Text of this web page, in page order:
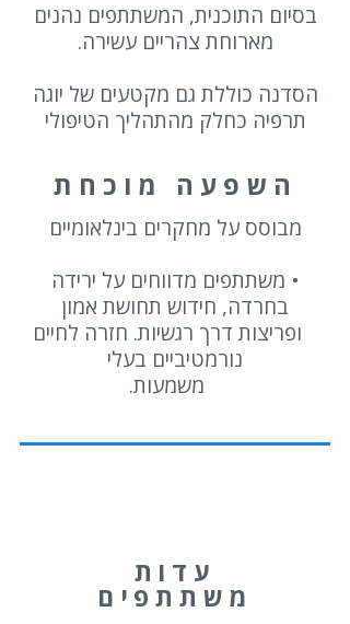
בסיום התוכנית, המשתתפים נהנים
מארוחת צהריים עשירה.
הסדנה כוללת גם מקטעים של יוגה
תרפיה כחלק מהתהליך הטיפולי
השפעה מוכחת
מבוסס על מחקרים בינלאומיים
⁠• משתתפים מדווחים על ירידה
בחרדה, חידוש תחושת אמון
ופריצות דרך רגשיות. חזרה לחיים
נורמטיביים בעלי
משמעות.
עדות
משתתפים